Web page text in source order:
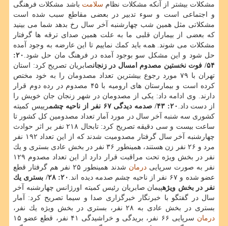
مشكلات بیشتر از آنكه مشكلات نظام سلامت باشد مشكلات فرهنگی
و اجتماعی است و سوء تدبیر در بعضی مقاطع سبب شده است
مشكلاتی مثل همین شب چهارشنبه آخر سال رخ بدهد شما می بینید
كه بعضی از بیماران قلبی ما به علت همین صدای ترقه ها گرفتار
مشكلات می شوند. همه باید كمك نماییم تا این عارضه به وجود آمده
حل شود و این مشكل سو بوجود آمده در فرهنگ مان حل شود.
۲۰:
۵۴/ فوت نخستین مصدوم امسال در زنجان
صابریان تصریح كرد: استان
تهران با ۷۹ مورد رجوع بیشترین تعداد مصدومان را به خود مختص
كرده است و بیمارستان های ارومیه با ۴۵ مصدوم در رده دوم قرار
دارند. وی ادامه داد: یكی از مصدومان در شهر زنجان جان خویش را
از دست داد. ۲۰: ۴۳/ صدمه دیدگی ۶۷ نفر از ناحیه چشم
رییس كمیته
كشوری سه شنبه آخر سال در مورد آمار تعداد مصدومین كل كشور تا
ساعت بیست و سی دقیقه تصریح كرد: تابحال ۲۱۸ نفر بر اثر حوادث
چهارشنبه آخر سال گرفتار مصدومیت شدند كه از این تعداد ۱۹۲ نفر
مرد و ۲۶ نفر زن هستند، همینطور ۳۶ نفر در بخش عادی بستری و یك
نفر در بخش ویژه تحت مراقبت قرار دارد از این تعداد مصدوم ۱۲۹
نفر به صورت سرپاییدرمان
شدند همینطور ۲۵ نفر هم گرفتار قطع
عضو شده و ۶۷ نفر از ناحیه چشم صدمه دیده اند.
۲۰: ۲۸/ بستری یك
نفر در بخش ویژهپیمان صابریان رئیس كمیته اورژانس چهارشنبه آخر
سال در گفتگو با خبرنگار خبرگزاری صدا و سیما تصریح كرد: آمار
بستری در بخش عادی به ۲۸ نفر، بستری در بخش ویژه یك نفر،
درمان
سرپایی ۶۶ نفر، بریدگی و خراشیدگی ۴۱ نفر، قطع عضو ۱۵